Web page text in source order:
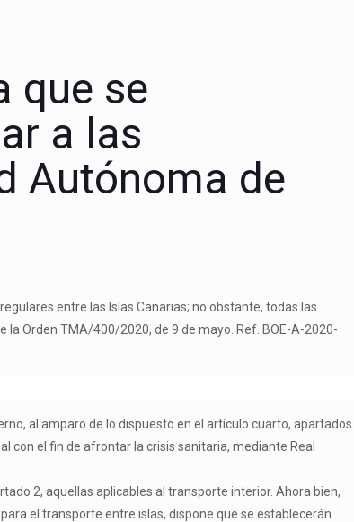
que se
a las
Autónoma de
entre las Islas Canarias; no obstante, todas las
Orden TMA/400/2020, de 9 de mayo. Ref. BOE-A-2020-
al amparo de lo dispuesto en el artículo cuarto, apartados
con el fin de afrontar la crisis sanitaria, mediante Real
2, aquellas aplicables al transporte interior. Ahora bien,
el transporte entre islas, dispone que se establecerán